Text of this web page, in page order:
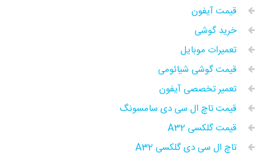
قیمت آیفون
خرید گوشی
تعمیرات موبایل
قیمت گوشی شیائومی
تعمیر تخصصی آیفون
قیمت تاچ ال سی دی سامسونگ
قیمت گلکسی A32
تاچ ال سی دی گلکسی A32